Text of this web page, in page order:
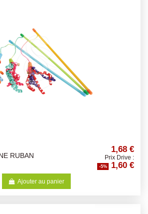
RUBAN
1,68 €
Prix Drive :
-5% 1,60 €
Ajouter au panier